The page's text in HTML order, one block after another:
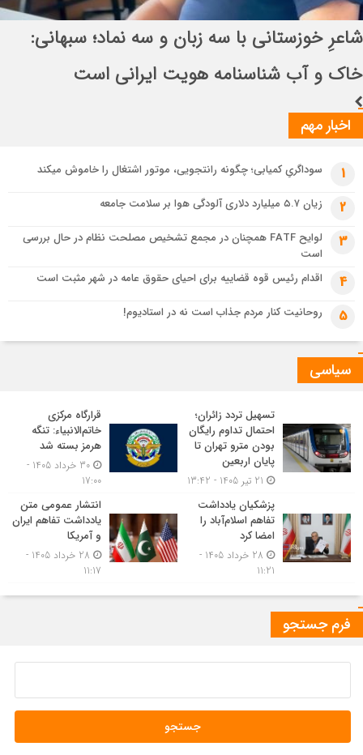
خودرو
3 هفته قبل
تسهیل تردد زائران؛ احتمال تداوم رایگان بودن مترو تهران تا پایان اربعین
انتصاب راهبردی در قرارگاه بین‌المللی سازندگی
اباصالح المهدی (عج)
اخبار مهم
1 سوداگریِ کمیابی؛ چگونه رانتجویی، موتور اشتغال را خاموش میکند
2 زیان ۵.۷ میلیارد دلاری آلودگی هوا بر سلامت جامعه
3
لوایح FATF همچنان در مجمع تشخیص مصلحت نظام در حال بررسی
است
4 اقدام رئیس قوه قضاییه برای احیای حقوق عامه در شهر مثبت است
5 روحانیت کنار مردم جذاب است نه در استادیوم!
سیاسی
تسهیل تردد زائران؛
احتمال تداوم رایگان
بودن مترو تهران تا
پایان اربعین
قرارگاه مرکزی
خاتم‌الانبیاء: تنگه
هرمز بسته شد
30 خرداد 1405 -
17:00
پزشکیان یادداشت
تفاهم اسلام‌آباد را
امضا کرد
28 خرداد 1405 -
11:21
انتشار عمومی متن
یادداشت تفاهم ایران
و آمریکا
28 خرداد 1405 -
11:17
فرم جستجو